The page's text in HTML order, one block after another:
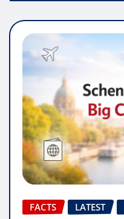
FACTS LATEST